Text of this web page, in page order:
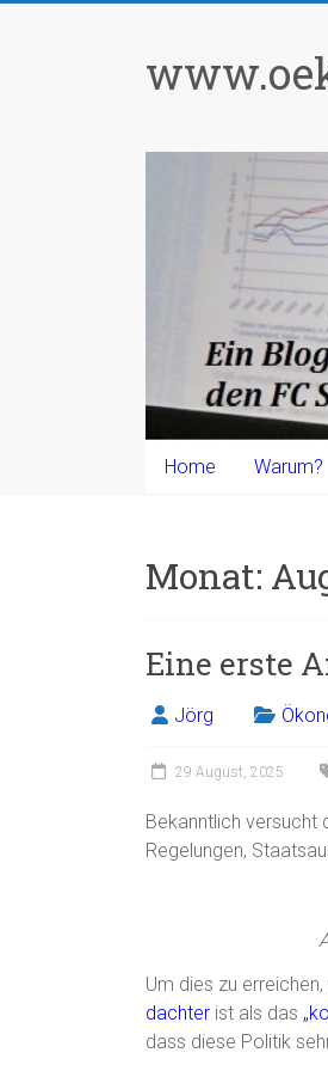
Home Warum?
Monat:
Eine erste
Jörg
29 August, 2025
Bekanntlich versucht
Regelungen,
Um dies zu
dachter ist als das
dass diese Politik